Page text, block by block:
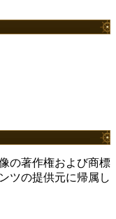
の著作権および商標
ツの提供元に帰属し